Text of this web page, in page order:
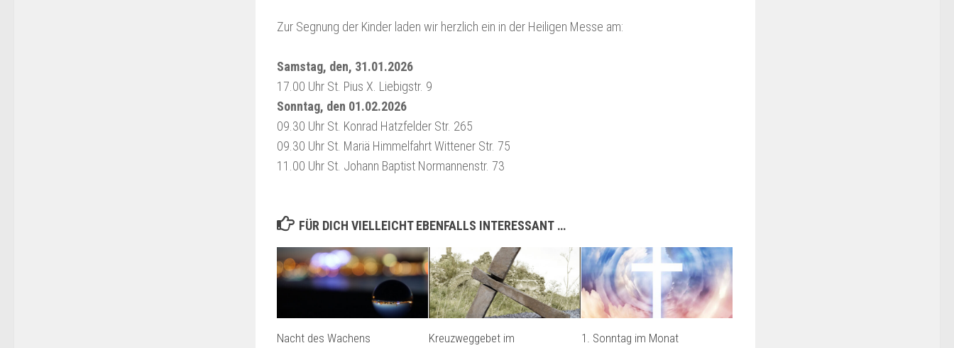
Zur Segnung der Kinder laden wir herzlich ein in der Heiligen Messe am:
Samstag, den, 31.01.2026
17.00 Uhr St. Pius X. Liebigstr. 9
Sonntag, den 01.02.2026
09.30 Uhr St. Konrad Hatzfelder Str. 265
09.30 Uhr St. Mariä Himmelfahrt Wittener Str. 75
11.00 Uhr St. Johann Baptist Normannenstr. 73
FÜR DICH VIELLEICHT EBENFALLS INTERESSANT …
Nacht des Wachens
Kreuzweggebet im
1. Sonntag im Monat